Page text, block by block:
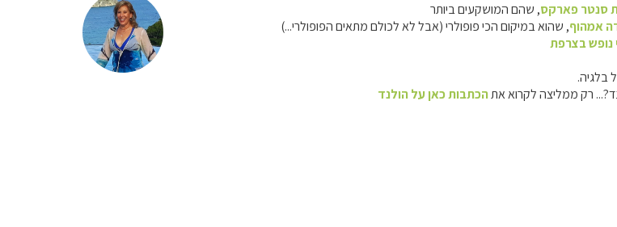
סנטר פארקס, שהם המושקעים ביותר
אמהוף, שהוא במיקום הכי פופולרי (אבל לא לכולם מתאים הפופולרי...)
נופש בצרפת
בלגיה.
רק ממליצה לקרוא אתהכתבות כאן על הולנד